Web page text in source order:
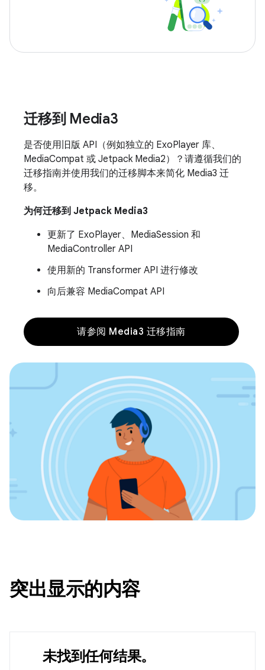
迁移到 Media3
是否使用旧版 API（例如独立的 ExoPlayer 库、
MediaCompat 或 Jetpack Media2）？请遵循我们的
迁移指南并使用我们的迁移脚本来简化 Media3 迁
移。
为何迁移到 Jetpack Media3
更新了 ExoPlayer、MediaSession 和
MediaController API
使用新的 Transformer API 进行修改
向后兼容 MediaCompat API
请参阅 Media3 迁移指南
突出显示的内容
未找到任何结果。